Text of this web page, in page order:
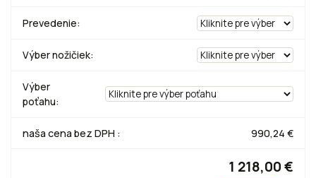
Prevedenie:
Výber nožičiek:
Výber
poťahu:
naša cena bez DPH : 990,24 €
1 218,00 €